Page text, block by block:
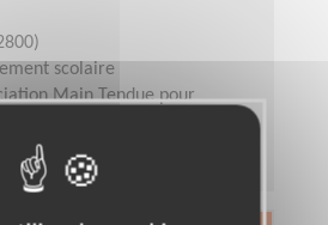
scolaire
Main Tendue pour
:
1 à 2 fois par semaine